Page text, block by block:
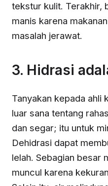
tekstur kulit. Terakhir,
manis karena
masalah jerawat.
3. Hidrasi
Tanyakan kepada ahli
luar sana tentang
dan segar; itu untuk
Dehidrasi dapat
lelah. Sebagian besar
muncul karena